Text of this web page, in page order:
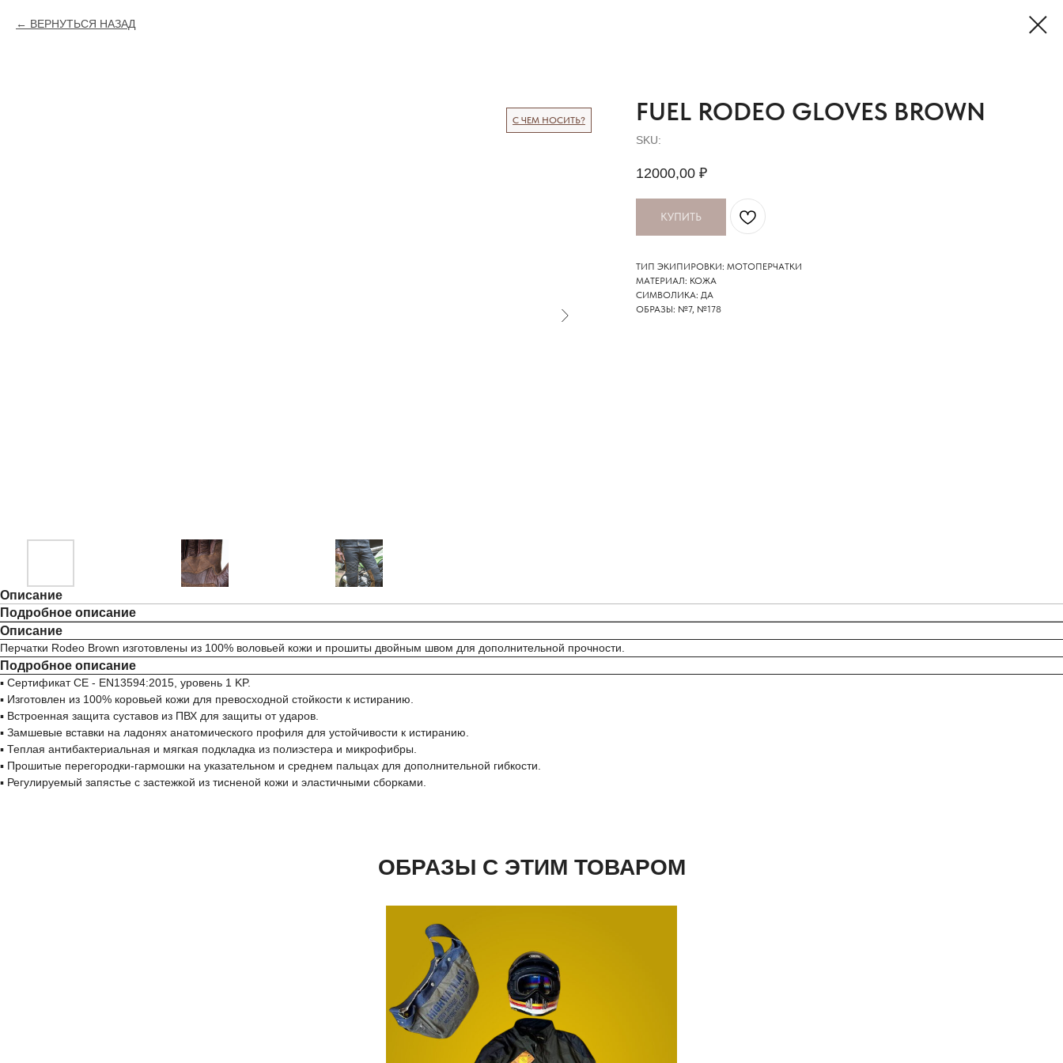
ВЕРНУТЬСЯ НАЗАД
С ЧЕМ НОСИТЬ? FUEL RODEO GLOVES BROWN
SKU:
12000,00 ₽
КУПИТЬ
ТИП ЭКИПИРОВКИ: МОТОПЕРЧАТКИ
МАТЕРИАЛ: КОЖА
СИМВОЛИКА: ДА
ОБРАЗЫ: №7, №178
Описание
Подробное описание
Описание
Перчатки Rodeo Brown изготовлены из 100% воловьей кожи и прошиты двойным швом для дополнительной прочности.
Подробное описание
▪ Сертификат CE - EN13594:2015, уровень 1 KP.
▪ Изготовлен из 100% коровьей кожи для превосходной стойкости к истиранию.
▪ Встроенная защита суставов из ПВХ для защиты от ударов.
▪ Замшевые вставки на ладонях анатомического профиля для устойчивости к истиранию.
▪ Теплая антибактериальная и мягкая подкладка из полиэстера и микрофибры.
▪ Прошитые перегородки-гармошки на указательном и среднем пальцах для дополнительной гибкости.
▪ Регулируемый запястье с застежкой из тисненой кожи и эластичными сборками.
ОБРАЗЫ С ЭТИМ ТОВАРОМ